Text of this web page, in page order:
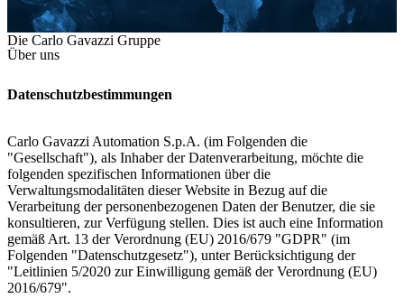
Die Carlo Gavazzi Gruppe
Über uns
Datenschutzbestimmungen
Carlo Gavazzi Automation S.p.A. (im Folgenden die
"Gesellschaft"), als Inhaber der Datenverarbeitung, möchte die
folgenden spezifischen Informationen über die
Verwaltungsmodalitäten dieser Website in Bezug auf die
Verarbeitung der personenbezogenen Daten der Benutzer, die sie
konsultieren, zur Verfügung stellen. Dies ist auch eine Information
gemäß Art. 13 der Verordnung (EU) 2016/679 "GDPR" (im
Folgenden "Datenschutzgesetz"), unter Berücksichtigung der
"Leitlinien 5/2020 zur Einwilligung gemäß der Verordnung (EU)
2016/679".